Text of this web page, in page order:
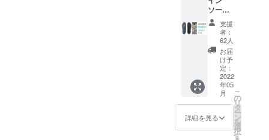
かり使える
実用的な商
品として完
成させるこ
とができま
した。精一
杯当プロ
ジェクトに
参りますの
42-44：
27-
28.2cm
※靴のサ
イズで
はな
く、イ
ンソー
ルのサ
イズで
お選び
くださ
ソール
2021 か
かとの
厚さが
0.6cm
】2足
セット
（全4サ
イズか
ら選
択） 36-
38：
22.5-
23.7cm
支援
者：
62人
お届
け予
定：
2022
年05
月
詳細を見る
こ
の
リ
タ
ー
ン
を
選
択
す